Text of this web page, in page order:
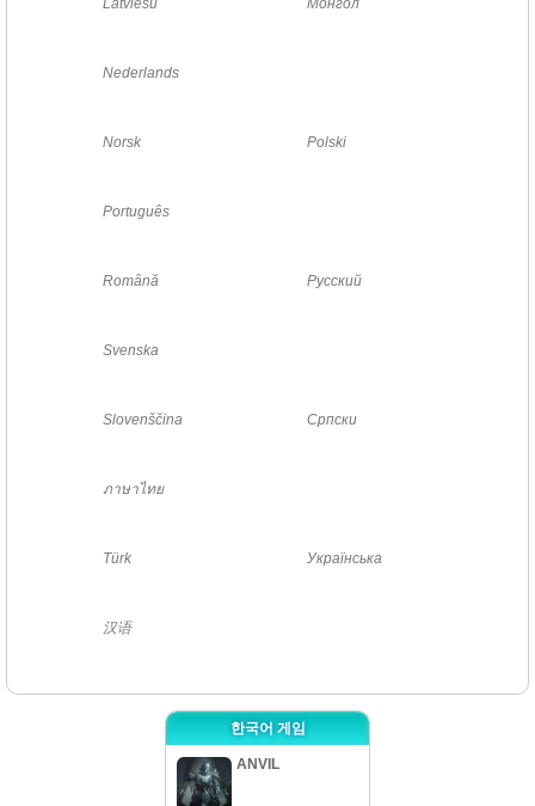
Latviešu Монгол
Nederlands
Norsk Polski
Português
Română Русский
Svenska
Slovenščina Српски
ภาษาไทย
Türk Українська
汉语
한국어 게임
ANVIL